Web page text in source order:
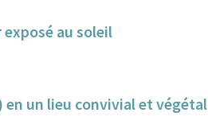
au soleil
en un lieu convivial et végétal